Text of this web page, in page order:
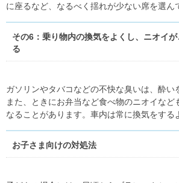
に座るなど、なるべく揺れが少ない席を選ん
その6：乗り物内の換気をよくし、ニオイ
る
ガソリンやタバコなどの不快な臭いは、酔い
また、ときにお弁当など食べ物のニオイなど
なることがあります。車内は常に換気をする
お子さま向けの対処法